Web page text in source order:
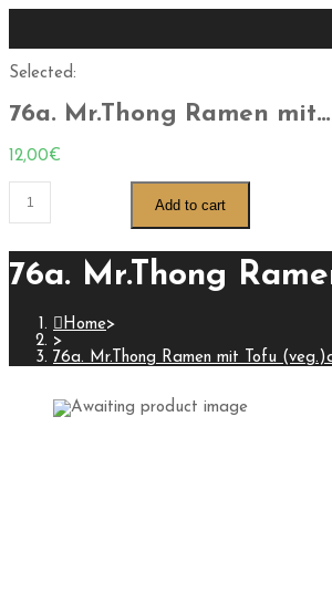
Selected:
76a. Mr.Thong Ramen mit…
12,00€
Add to cart
76a. Mr.Thong
Home>
>
76a. Mr.Thong Ramen mit Tofu